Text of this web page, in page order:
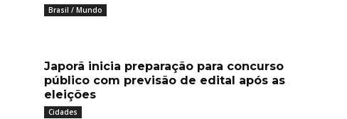
Brasil / Mundo
Japorã inicia preparação para concurso
público com previsão de edital após as
eleições
Cidades